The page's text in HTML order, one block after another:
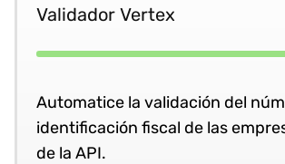
Validador Vertex
Automatice la validación del
identificación fiscal de las
de la API.